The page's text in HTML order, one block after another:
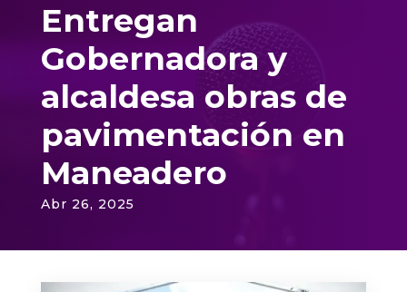
Entregan
Gobernadora y
alcaldesa obras de
pavimentación en
Maneadero
Abr 26, 2025